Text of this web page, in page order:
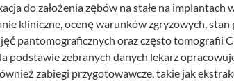
do założenia zębów na stałe na
kliniczne, ocenę warunków zgryzowych,
pantomograficznych oraz często tomografii
podstawie zebranych danych lekarz
zabiegi przygotowawcze, takie jak